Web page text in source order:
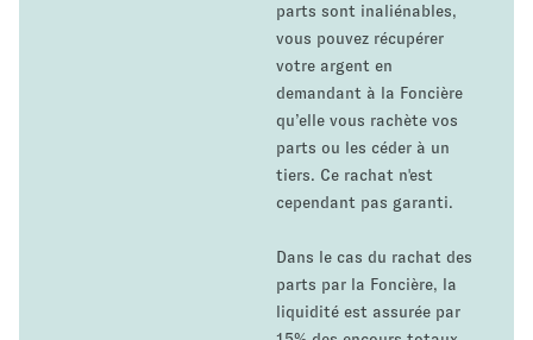
parts sont inaliénables,
vous pouvez récupérer
votre argent en
demandant à la Foncière
qu’elle vous rachète vos
parts ou les céder à un
tiers. Ce rachat n'est
cependant pas garanti.
Dans le cas du rachat des
parts par la Foncière, la
liquidité est assurée par